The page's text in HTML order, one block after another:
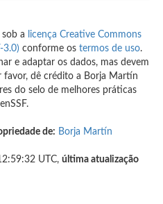
a
licença Creative Commons
3.0) conforme os termos de uso.
e adaptar os dados, mas devem
dê crédito a Borja Martín
do selo de melhores práticas
de: Borja Martín
UTC, última atualização